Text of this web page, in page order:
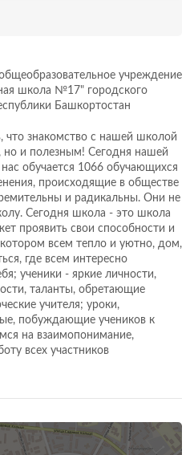
учреждение
школа №17" городского
Башкортостан
что знакомство с нашей школой
но и полезным! Сегодня нашей
обучается 1066 обучающихся
происходящие в обществе
и радикальны. Они не
Сегодня школа - это школа
проявить свои способности и
всем тепло и уютно, дом,
где всем интересно
ученики - яркие личности,
таланты, обретающие
учителя; уроки,
побуждающие учеников к
на взаимопонимание,
всех участников